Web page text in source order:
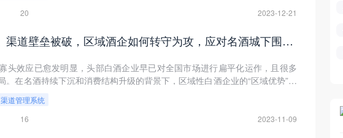
20 2023-12-21
人海战术失效、渠道壁垒被破，区域酒企如何转守为攻，应对名酒城下围剿？
头效应已愈发明显，头部白酒企业早已对全国市场进行扁平化运作，且很多
。在名酒持续下沉和消费结构升级的背景下，区域性白酒企业的“区域优势”已
渠道管理系统
16 2023-11-09